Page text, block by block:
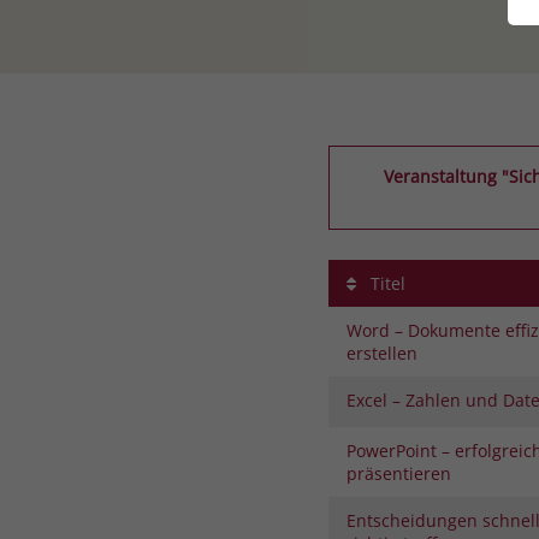
Veranstaltung
Titel
Word – Dokumente
erstellen
Excel – Zahlen und
PowerPoint –
präsentieren
Entscheidungen